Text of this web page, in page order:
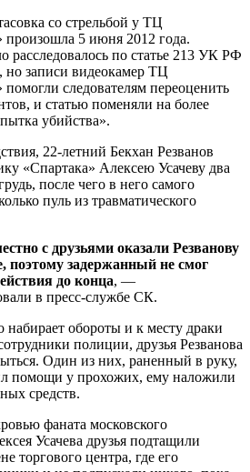
со стрельбой у ТЦ
произошла 5 июня 2012 года.
расследовалось по статье 213 УК РФ
но записи видеокамер ТЦ
следователям переоценить
и статью поменяли на более
убийства».
22-летний Бекхан Резванов
«Спартака» Алексею Усачеву два
после чего в него самого
пуль из травматического
с друзьями оказали Резванову
поэтому задержанный не смог
до конца, —
в пресс-службе СК.
набирает обороты и к месту драки
полиции, друзья Резванова
Один из них, раненный в руку,
помощи у прохожих, ему наложили
средств.
фаната московского
Усачева друзья подтащили
торгового центра, где его